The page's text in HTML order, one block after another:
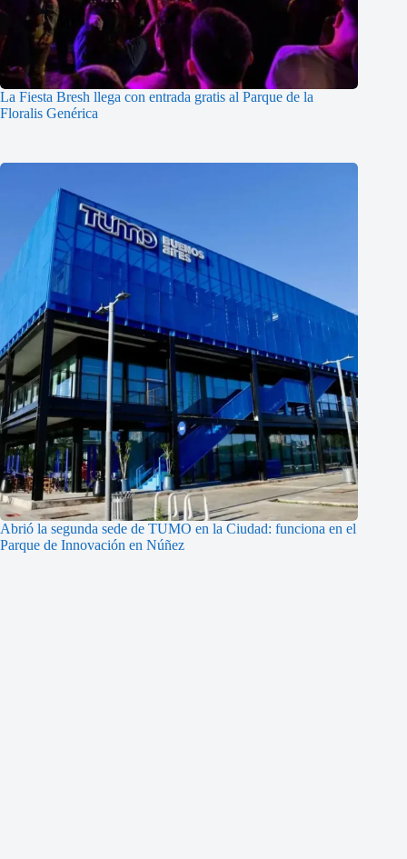
La Fiesta Bresh llega con entrada gratis al Parque de la
Floralis Genérica
Abrió la segunda sede de TUMO en la Ciudad: funciona en el
Parque de Innovación en Núñez